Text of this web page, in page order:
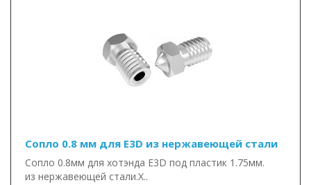
Сопло 0.8 мм для E3D из нержавеющей стали
Сопло 0.8мм для хотэнда E3D под пластик 1.75мм.
из нержавеющей стали.Х..